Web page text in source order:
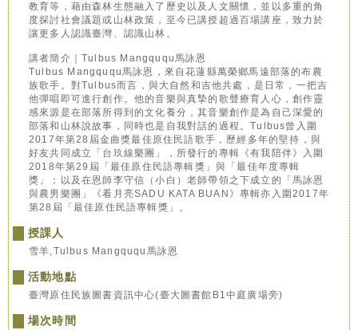
教育等，藉由森林生態融入了歷史以及人文關懷，並以多重的角
度探討社會議題或山林政策，至今已講授超過百場講座，致力於
讓更多人認識臺灣、認識山林。
講者簡介｜Tulbus Mangququ馬詠恩
Tulbus Mangququ馬詠恩，來自花蓮縣萬榮鄉馬遠部落的布農
族歌手。對Tulbus而言，與大自然和吉他共處，是日常，一把吉
他彈唱即可進行創作。他的音樂與真摯的歌聲療育人心，創作靈
感來源是在部落所得到的文化養分，其音樂創作是為自己深愛的
部落和山林說故事，同時也是自我對話的過程。Tulbus曾入圍
2017年第28屆金曲獎最佳原住民語歌手，歷經多年的堅持，與
好友共同成立「台玖線樂團」，所發行的專輯《有我陪伴》入圍
2018年第29屆「最佳原住民語專輯獎」與「最佳年度專輯
獎」；以及在恩師李守信（小白）老師帶領之下成立的「馬詠恩
與農男樂團」《看月亮SADU KATA BUAN》專輯亦入圍2017年
第28屆「最佳原住民語專輯獎」。
授課人
雪羊,Tulbus Mangququ馬詠恩
活動地點
臺灣原住民族圖書資訊中心(臺大圖書館B1中庭廣場旁)
場次時間